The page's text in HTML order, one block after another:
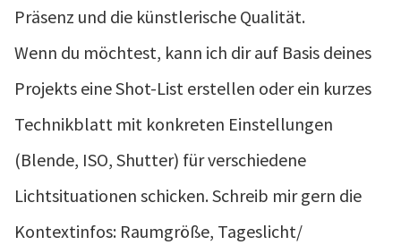
Präsenz und die künstlerische Qualität.
Wenn du möchtest, kann ich dir auf Basis deines
Projekts eine Shot-List erstellen oder ein kurzes
Technikblatt mit konkreten Einstellungen
(Blende, ISO, Shutter) für verschiedene
Lichtsituationen schicken. Schreib mir gern die
Kontextinfos: Raumgröße, Tageslicht/